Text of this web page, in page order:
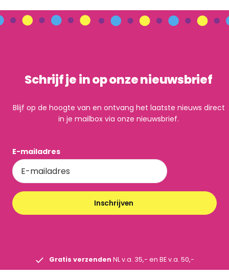
Schrijf je in op onze nieuwsbrief
Blijf op de hoogte van en ontvang het laatste nieuws direct
in je mailbox via onze nieuwsbrief.
E-mailadres
Inschrijven
Gratis verzenden NL v.a. 35,- en BE v.a. 50,-